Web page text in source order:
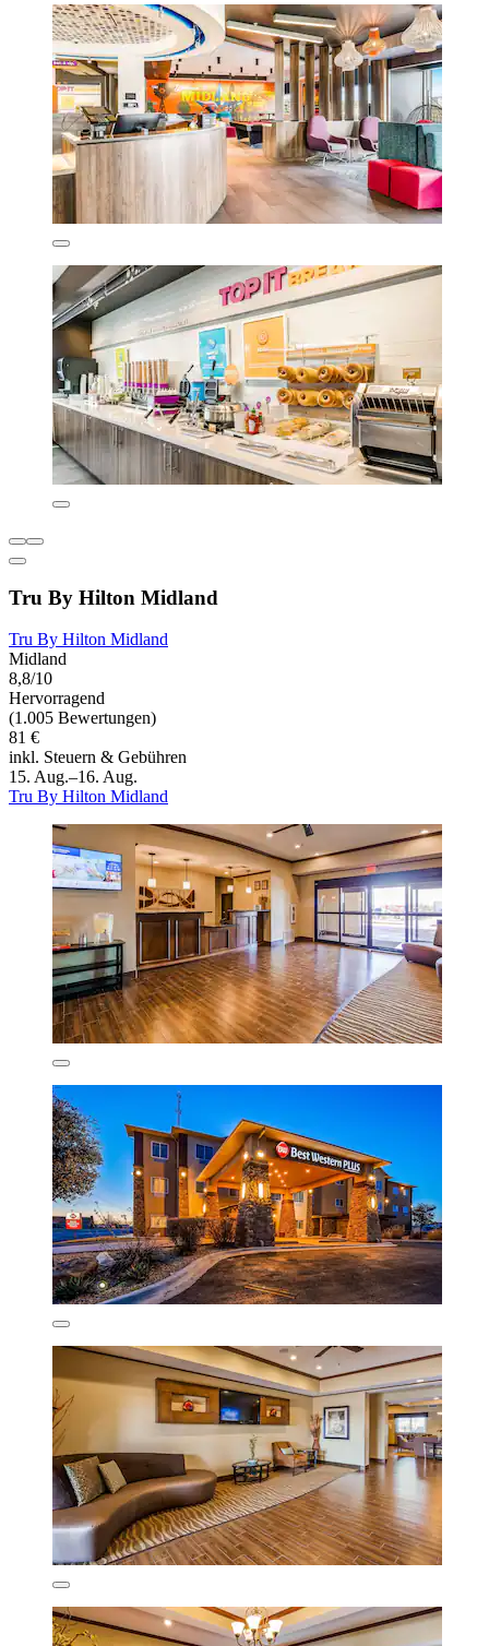
Tru By Hilton Midland
Tru By Hilton Midland
Midland
8,8/10
Hervorragend
(1.005 Bewertungen)
81 €
inkl. Steuern & Gebühren
15. Aug.–16. Aug.
Tru By Hilton Midland